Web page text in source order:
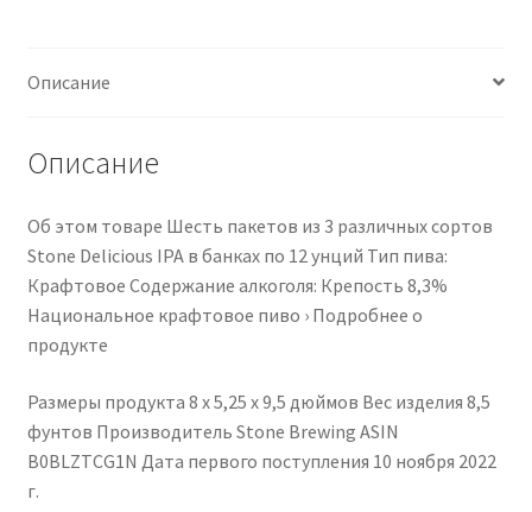
Cans
Описание
Описание
Об этом товаре Шесть пакетов из 3 различных сортов
Stone Delicious IPA в банках по 12 унций Тип пива:
Крафтовое Содержание алкоголя: Крепость 8,3%
Национальное крафтовое пиво › Подробнее о
продукте
Размеры продукта ‎8 x 5,25 x 9,5 дюймов Вес изделия ‎8,5
фунтов Производитель ‎Stone Brewing ASIN
‎B0BLZTCG1N Дата первого поступления ‎10 ноября 2022
г.